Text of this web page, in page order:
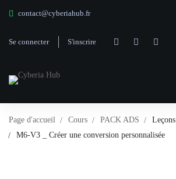
contact@cyberiahub.fr
Se connecter S'inscrire
Page d'accueil Cours PACK ADS
Leçons
M6-V3 _ Créer une conversion personnalisée